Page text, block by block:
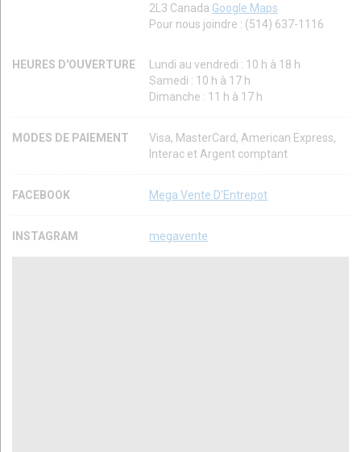
2L3 Canada Google Maps
Pour nous joindre : (514) 637-1116
HEURES D'OUVERTURE
Lundi au vendredi : 10 h à 18 h
Samedi : 10 h à 17 h
Dimanche : 11 h à 17 h
MODES DE PAIEMENT
Visa, MasterCard, American Express,
Interac et Argent comptant
FACEBOOK Mega Vente D'Entrepot
INSTAGRAM megavente